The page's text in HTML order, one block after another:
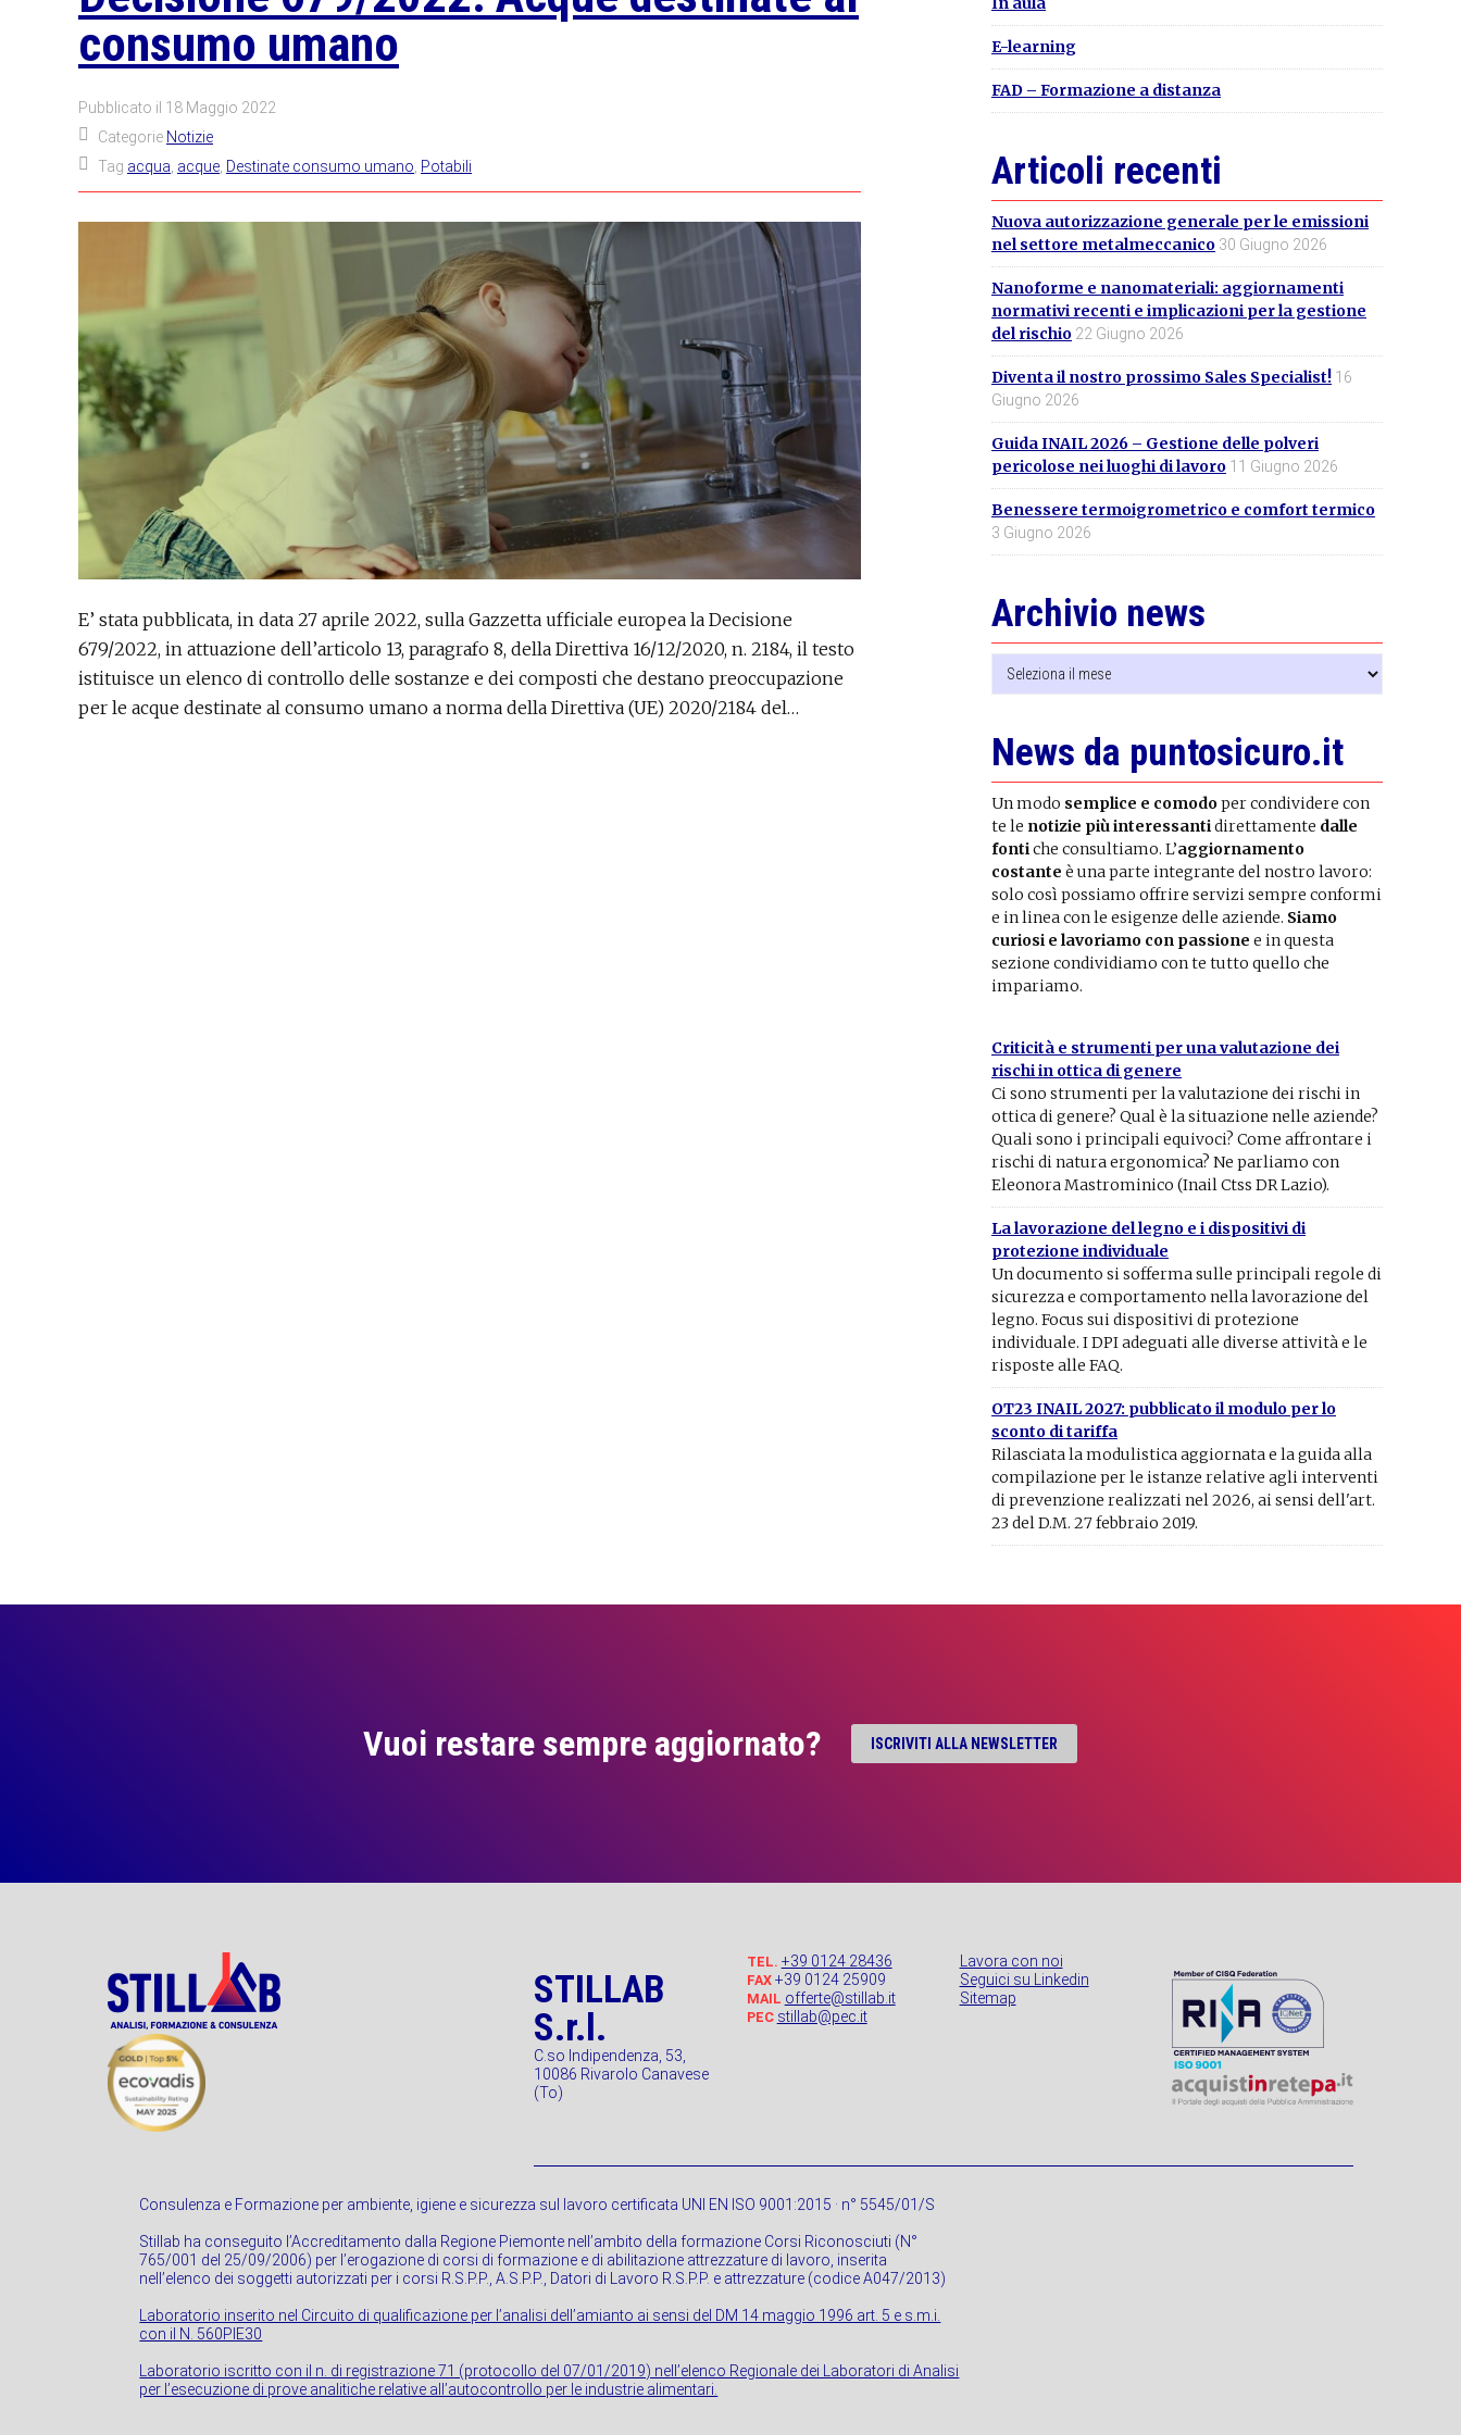
consumo umano
Pubblicato il 18 Maggio 2022
Categorie Notizie
Tag acqua acque Destinate consumo umano Potabili
E’ stata pubblicata, in data 27 aprile 2022, sulla Gazzetta ufficiale europea la Decisione
679/2022, in attuazione dell’articolo 13, paragrafo 8, della Direttiva 16/12/2020, n. 2184, il testo
istituisce un elenco di controllo delle sostanze e dei composti che destano preoccupazione
per le acque destinate al consumo umano a norma della Direttiva (UE) 2020/2184 del…
E-learning
FAD – Formazione a distanza
Articoli recenti
Nuova autorizzazione generale per le emissioni
nel settore metalmeccanico 30 Giugno 2026
Nanoforme e nanomateriali: aggiornamenti
normativi recenti e implicazioni per la gestione
del rischio 22 Giugno 2026
Diventa il nostro prossimo Sales Specialist! 16
Giugno 2026
Guida INAIL 2026 – Gestione delle polveri
pericolose nei luoghi di lavoro 11 Giugno 2026
Benessere termoigrometrico e comfort termico
3 Giugno 2026
Archivio news
Archivio
news
News da puntosicuro.it
Un modo semplice e comodoper condividere con
te le notizie più interessantidirettamente dalle
fontiche consultiamo. L’aggiornamento
costante è una parte integrante del nostro lavoro:
solo così possiamo offrire servizi sempre conformi
e in linea con le esigenze delle aziende. Siamo
curiosi e lavoriamo con passione e in questa
sezione condividiamo con te tutto quello che
impariamo.
Criticità e strumenti per una valutazione dei
rischi in ottica di genere
Ci sono strumenti per la valutazione dei rischi in
ottica di genere? Qual è la situazione nelle aziende?
Quali sono i principali equivoci? Come affrontare i
rischi di natura ergonomica? Ne parliamo con
Eleonora Mastrominico (Inail Ctss DR Lazio).
La lavorazione del legno e i dispositivi di
protezione individuale
Un documento si sofferma sulle principali regole di
sicurezza e comportamento nella lavorazione del
legno. Focus sui dispositivi di protezione
individuale. I DPI adeguati alle diverse attività e le
risposte alle FAQ.
OT23 INAIL 2027: pubblicato il modulo per lo
sconto di tariffa
Rilasciata la modulistica aggiornata e la guida alla
compilazione per le istanze relative agli interventi
di prevenzione realizzati nel 2026, ai sensi dell'art.
23 del D.M. 27 febbraio 2019.
Vuoi restare sempre aggiornato? ISCRIVITI ALLA NEWSLETTER
STILLAB
S.r.l.
C.so Indipendenza, 53,
10086 Rivarolo Canavese
(To)
TEL. +39 0124 28436
FAX+39 0124 25909
MAIL offerte@stillab.it
PEC stillab@pec.it
Lavora con noi
Seguici su Linkedin
Sitemap
Consulenza e Formazione per ambiente, igiene e sicurezza sul lavoro certificata UNI EN ISO 9001:2015 · n° 5545/01/S
Stillab ha conseguito l’Accreditamento dalla Regione Piemonte nell’ambito della formazione Corsi Riconosciuti (N°
765/001 del 25/09/2006) per l’erogazione di corsi di formazione e di abilitazione attrezzature di lavoro, inserita
nell’elenco dei soggetti autorizzati per i corsi R.S.P.P., A.S.P.P., Datori di Lavoro R.S.P.P. e attrezzature (codice A047/2013)
Laboratorio inserito nel Circuito di qualificazione per l’analisi dell’amianto ai sensi del DM 14 maggio 1996 art. 5 e s.m.i.
con il N. 560PIE30
Laboratorio iscritto con il n. di registrazione 71 (protocollo del 07/01/2019) nell’elenco Regionale dei Laboratori di Analisi
per l’esecuzione di prove analitiche relative all’autocontrollo per le industrie alimentari.